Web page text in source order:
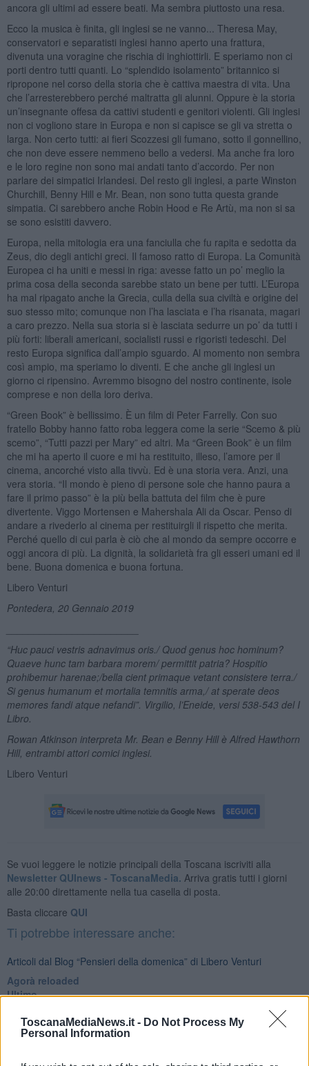
ToscanaMediaNews.it - Do Not Process My
Personal Information
ancora gli ultimi ad essere beati. Ma sembra piuttosto una resa.
Ecco la musica è finita, gli inglesi se ne vanno... Theresa May,
conservatori e separatisti inglesi hanno aperto una frattura,
divenuta una voragine che rischia di inghiottirli. E speriamo non ci
porti dentro tutti quanti. Lo “splendido isolamento” britannico si
ripropone nel corso della storia che è cattiva maestra di vita. Una
che l’arresterebbero perché maltratta gli alunni. Oppure è la storia
un’insegnante offesa da cattivi studenti e genitori violenti. Gli inglesi
non ci vogliono stare in Europa e non si capisce se gli va stretta o
larga. Non certo tutti: ai fieri Scozzesi gli fumano, sotto il gonnellino,
che non deve essere nemmeno bello a vedersi. Ma anche fra loro
e le loro regine non sono mai andati tanto d’accordo. Per non
parlare dei simpatici Irlandesi. Del resto gli inglesi, a parte Winston
Churchill, Benny Hill e Mr. Bean, non sono tutta questa grande
simpatia. Ci sarebbero anche Robin Hood e Re Artù, ma non si sa
se sono esistiti davvero.
Europa, nella mitologia era una fanciulla che fu rapita e sedotta da
Zeus, dio degli antichi greci. Il famoso ratto di Europa. La Comunità
Europea ci ha uniti e messi in riga: avesse fatto un po’ meglio la
prima cosa della seconda sarebbe stato un bene per tutti. L’Europa
ha mal ripagato anche la Grecia, culla della sua civiltà e origine del
suo stesso mito; comunque non l’ha lasciata e l’ha risanata, magari
a caro prezzo. Nella sua storia si è lasciata sedurre un po’ da tutti i
più forti: liberali americani, socialisti russi e rigoristi tedeschi. Del
resto Europa significa dall’ampio sguardo. Al momento non sembra
così ampio, ma speriamo lo diventi. E che anche gli inglesi un
giorno ci ripensino. Avremmo bisogno del nostro continente, isole
comprese e non della loro deriva.
“Green Book” è bellissimo. È un film di Peter Farrelly. Con suo
fratello Bobby hanno fatto roba leggera come la serie “Scemo & più
scemo”, “Tutti pazzi per Mary” ed altri. Ma “Green Book” è un film
che mi ha aperto il cuore e mi ha restituito, illeso, l’amore per il
cinema, ancorché visto alla tivvù. Ed è una storia vera. Anzi, una
vera storia. “Il mondo è pieno di persone sole che hanno paura a
fare il primo passo” è la più bella battuta del film che è pure
divertente. Viggo Mortensen e Mahershala Ali da Oscar. Penso di
andare a rivederlo al cinema per restituirgli il rispetto che merita.
Perché quello di cui parla è ciò che al mondo da sempre occorre e
oggi ancora di più. La dignità, la solidarietà fra gli esseri umani ed il
bene. Buona domenica e buona fortuna.
Libero Venturi
Pontedera, 20 Gennaio 2019
“Huc pauci vestris adnavimus oris./ Quod genus hoc hominum?
Quaeve hunc tam barbara morem/ permittit patria? Hospitio
prohibemur harenae;/bella cient primaque vetant consistere terra./
Si genus humanum et mortalia temnitis arma, / at sperate deos
memores fandi atque nefandi”. Virgilio, l’Eneide, versi 538-543 del I
Libro.
Rowan Atkinson interpreta Mr. Bean e Benny Hill è Alfred Hawthorn
Hill, entrambi attori comici inglesi.
Libero Venturi
Se vuoi leggere le notizie principali della Toscana iscriviti alla
Newsletter QUInews - ToscanaMedia. Arriva gratis tutti i giorni
alle 20:00 direttamente nella tua casella di posta.
Basta cliccare QUI
Ti potrebbe interessare anche:
Articoli dal Blog “Pensieri della domenica” di Libero Venturi
​Agorà reloaded
Ultimo
Carrà
Può darsi
Acciaio